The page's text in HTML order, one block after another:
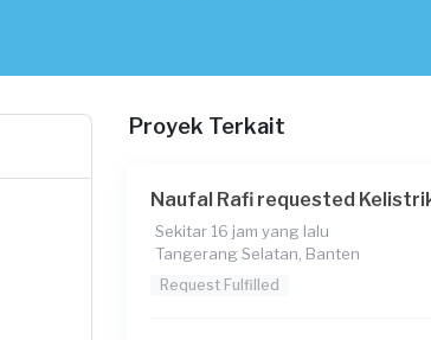
Proyek Terkait
Naufal Rafi requested
Sekitar 16 jam yang lalu
Tangerang Selatan, Banten
Request Fulfilled